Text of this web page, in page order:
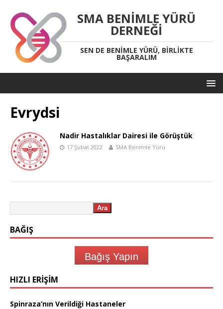
SMA BENIMLE YÜRÜ
DERNEĞI
SEN DE BENIMLE YÜRÜ, BIRLIKTE
BAŞARALIM
Evrydsi
Nadir Hastalıklar Dairesi ile Görüştük
17 Şubat 2022 SMA Benimle Yürü
Ara
BAĞIŞ
Bağış Yapın
HIZLI ERIŞIM
Spinraza’nın Verildiği Hastaneler